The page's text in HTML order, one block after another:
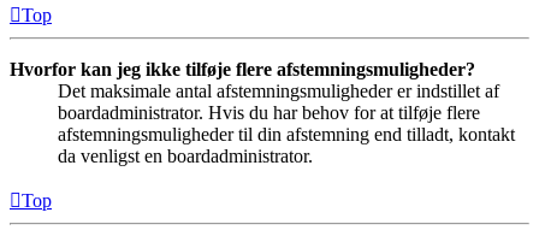
Top
Hvorfor kan jeg ikke tilføje flere afstemningsmuligheder?
Det maksimale antal afstemningsmuligheder er indstillet af
boardadministrator. Hvis du har behov for at tilføje flere
afstemningsmuligheder til din afstemning end tilladt, kontakt
da venligst en boardadministrator.
Top